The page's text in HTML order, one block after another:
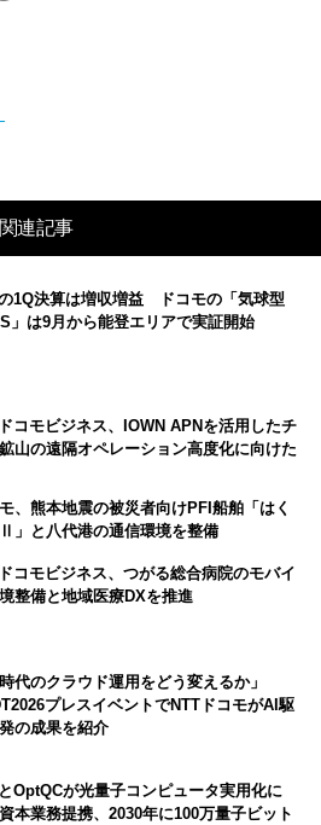
関連記事
1Q決算は増収増益 ドコモの「気球型
」は9月から能登エリアで実証開始
コモビジネス、IOWN APNを活用したチ
山の遠隔オペレーション高度化に向けた
モ、熊本地震の被災者向けPFI船舶「はく
」と八代港の通信環境を整備
コモビジネス、つがる総合病院のモバイ
整備と地域医療DXを推進
時代のクラウド運用をどう変えるか」
プレスイベントでNTTドコモがAI駆
の成果を紹介
OptQCが光量子コンピュータ実用化に
本業務提携、2030年に100万量子ビット